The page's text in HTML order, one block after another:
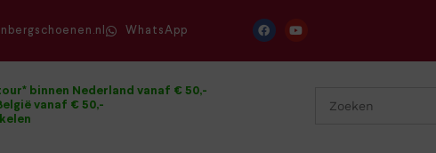
WhatsApp
binnen Nederland vanaf € 50,-
vanaf € 50,-